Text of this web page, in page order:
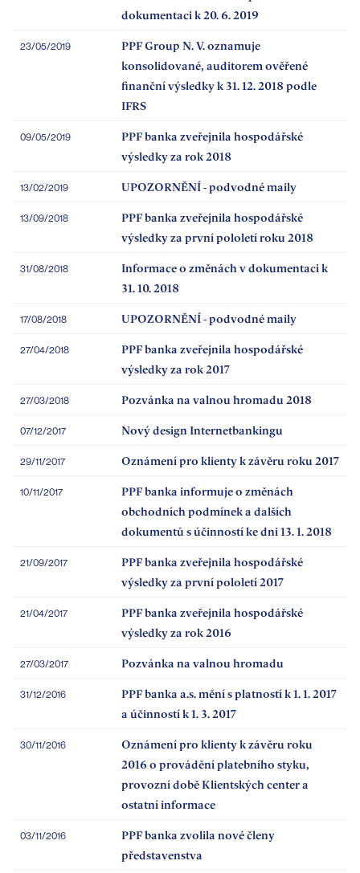
dokumentaci k 20. 6. 2019
23/05/2019
PPF Group N. V. oznamuje
konsolidované, auditorem ověřené
finanční výsledky k 31. 12. 2018 podle
IFRS
09/05/2019
PPF banka zveřejnila hospodářské
výsledky za rok 2018
13/02/2019 UPOZORNĚNÍ - podvodné maily
13/09/2018
PPF banka zveřejnila hospodářské
výsledky za první pololetí roku 2018
31/08/2018
Informace o změnách v dokumentaci k
31. 10. 2018
17/08/2018 UPOZORNĚNÍ - podvodné maily
27/04/2018
PPF banka zveřejnila hospodářské
výsledky za rok 2017
27/03/2018 Pozvánka na valnou hromadu 2018
07/12/2017 Nový design Internetbankingu
29/11/2017 Oznámení pro klienty k závěru roku 2017
10/11/2017
PPF banka informuje o změnách
obchodních podmínek a dalších
dokumentů s účinností ke dni 13. 1. 2018
21/09/2017
PPF banka zveřejnila hospodářské
výsledky za první pololetí 2017
21/04/2017
PPF banka zveřejnila hospodářské
výsledky za rok 2016
27/03/2017 Pozvánka na valnou hromadu
31/12/2016
PPF banka a.s. mění s platností k 1. 1. 2017
a účinností k 1. 3. 2017
30/11/2016
Oznámení pro klienty k závěru roku
2016 o provádění platebního styku,
provozní době Klientských center a
ostatní informace
03/11/2016
PPF banka zvolila nové členy
představenstva